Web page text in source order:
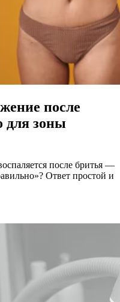
после
для зоны
после бритья —
Ответ простой и